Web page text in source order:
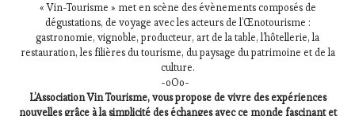
« Vin-Tourisme » met en scène des évènements composés de
dégustations, de voyage avec les acteurs de l’Œnotourisme :
gastronomie, vignoble, producteur, art de la table, l’hôtellerie, la
restauration, les filières du tourisme, du paysage du patrimoine et de la
culture.
-oOo-
L’Association Vin Tourisme, vous propose de vivre des expériences
nouvelles grâce à la simplicité des échanges avec ce monde fascinant et